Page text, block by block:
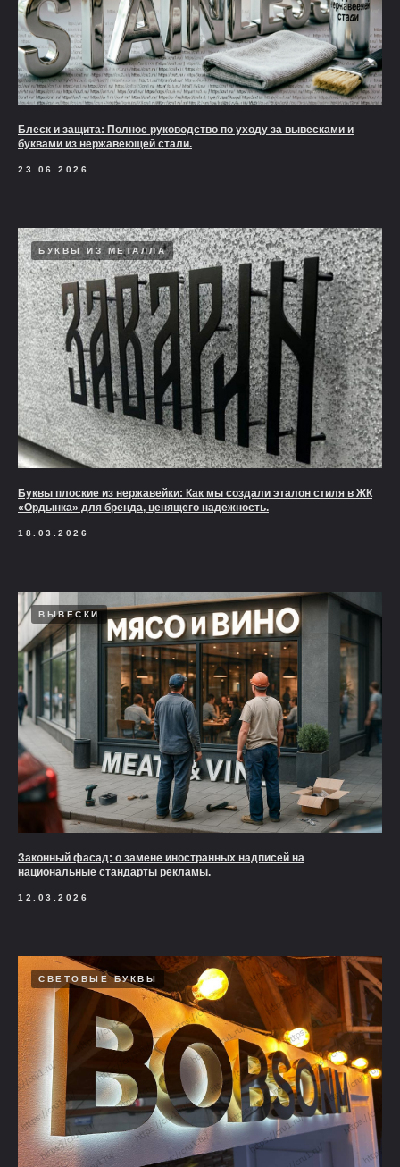
Блеск и защита: Полное руководство по уходу за вывесками и
буквами из нержавеющей стали.
23.06.2026
БУКВЫ ИЗ МЕТАЛЛА
Буквы плоские из нержавейки: Как мы создали эталон стиля в ЖК
«Ордынка» для бренда, ценящего надежность.
18.03.2026
ВЫВЕСКИ
Законный фасад: о замене иностранных надписей на
национальные стандарты рекламы.
12.03.2026
СВЕТОВЫЕ БУКВЫ